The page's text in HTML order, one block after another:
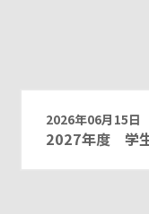
2026年06月15日
2027年度 学